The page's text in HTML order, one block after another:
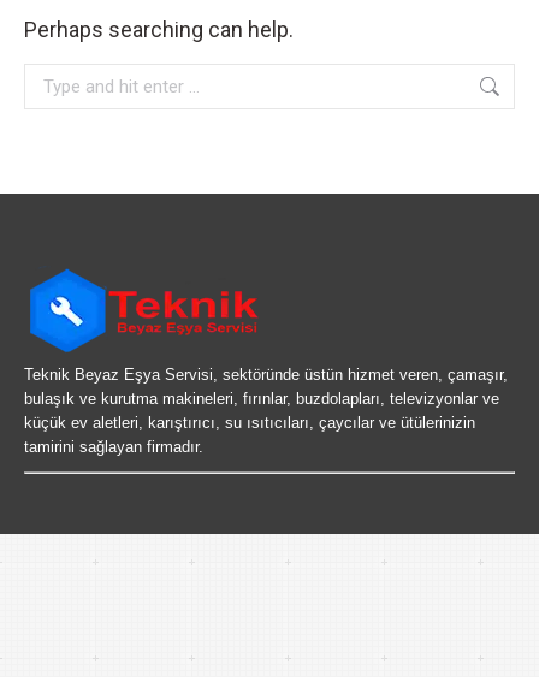
Perhaps searching can help.
Search:
Teknik Beyaz Eşya Servisi, sektöründe üstün hizmet veren, çamaşır,
bulaşık ve kurutma makineleri, fırınlar, buzdolapları, televizyonlar ve
küçük ev aletleri, karıştırıcı, su ısıtıcıları, çaycılar ve ütülerinizin
tamirini sağlayan firmadır.